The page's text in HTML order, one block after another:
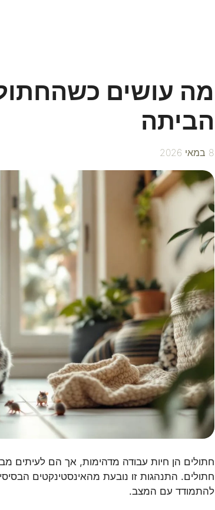
מה עושים
הביתה
8 במאי 2026
חתולים הן חיות עבודה מדהימות, אך הם לעיתים
חתולים. התנהגות זו נובעת מהאינסטינקטים
להתמודד עם המצב.